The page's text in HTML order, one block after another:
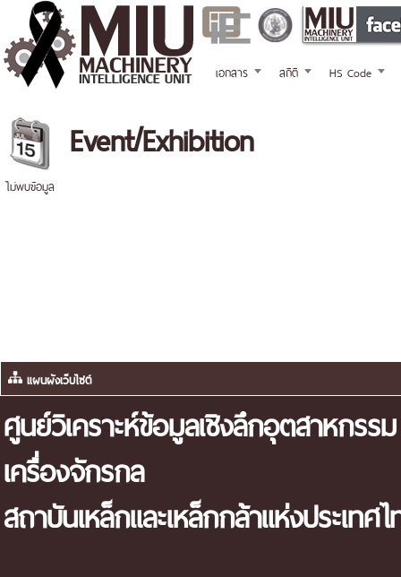
เอกสาร สถิติ HS Code
Event/Exhibition
ไม่พบข้อมูล
แผนผังเว็บไซต์
ศูนย์วิเคราะห์ข้อมูลเชิงลึกอุตสาหกรรม
เครื่องจักรกล
สถาบันเหล็กและเหล็กกล้าแห่งประเทศ